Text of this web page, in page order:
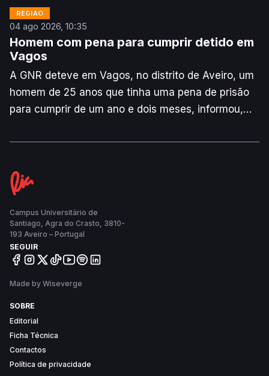
REGIÃO
04 ago 2026, 10:35
Homem com pena para cumprir detido em
Vagos
A GNR deteve em Vagos, no distrito de Aveiro, um
homem de 25 anos que tinha uma pena de prisão
para cumprir de um ano e dois meses, informou,
segundo a Agência Lusa.
Campus Universitário de
Santiago, Agra do Crasto, 3810-
193 Aveiro – Portugal
SEGUIR
Made by Wiseverge
SOBRE
Editorial
Ficha Técnica
Contactos
Política de privacidade